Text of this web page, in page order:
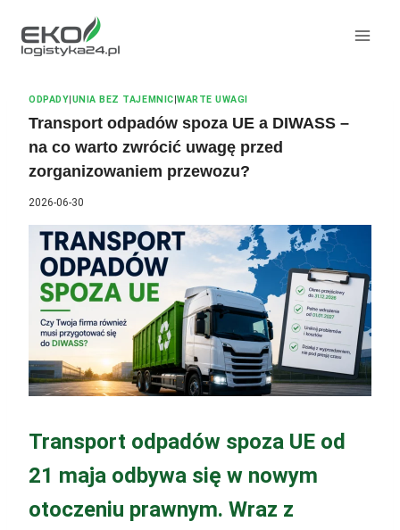
treści
ODPADY|UNIA BEZ TAJEMNIC|WARTE UWAGI
Transport odpadów spoza UE a DIWASS –
na co warto zwrócić uwagę przed
zorganizowaniem przewozu?
2026-06-30
Transport odpadów spoza UE od
21 maja odbywa się w nowym
otoczeniu prawnym. Wraz z